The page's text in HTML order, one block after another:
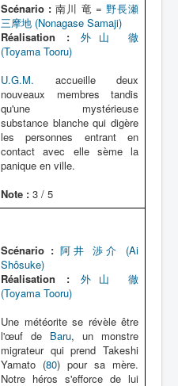
Scénario :南川 竜 =野長瀬
三摩地 (Nonagase Samaji)
Réalisation :
外山 徹
(Toyama Tooru)
U.G.M. accueille deux
nouveaux membres tandis
qu'une mystérieuse
substance blanche qui digère
les personnes entrant en
contact avec elle sème la
panique en ville.
Note : 3 / 5
Scénario : 阿井 渉介 (Ai
Shôsuke)
Réalisation :
外山 徹
(Toyama Tooru)
Une météorite se révèle être
l'œuf de Baru, un monstre
migrateur qui prend Takeshi
Yamato (80) pour sa mère.
Notre héros s'efforce de lui